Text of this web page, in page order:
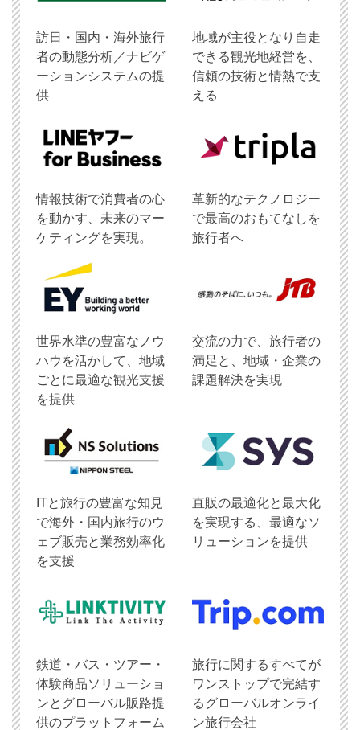
訪日・国内・海外旅行
者の動態分析／ナビゲ
ーションシステムの提
供
地域が主役となり自走
できる観光地経営を、
信頼の技術と情熱で支
える
情報技術で消費者の心
を動かす、未来のマー
ケティングを実現。
革新的なテクノロジー
で最高のおもてなしを
旅行者へ
世界水準の豊富なノウ
ハウを活かして、地域
ごとに最適な観光支援
を提供
交流の力で、旅行者の
満足と、地域・企業の
課題解決を実現
ITと旅行の豊富な知見
で海外・国内旅行のウ
ェブ販売と業務効率化
を支援
直販の最適化と最大化
を実現する、最適なソ
リューションを提供
鉄道・バス・ツアー・
体験商品ソリューショ
ンとグローバル販路提
供のプラットフォーム
旅行に関するすべてが
ワンストップで完結す
るグローバルオンライ
ン旅行会社